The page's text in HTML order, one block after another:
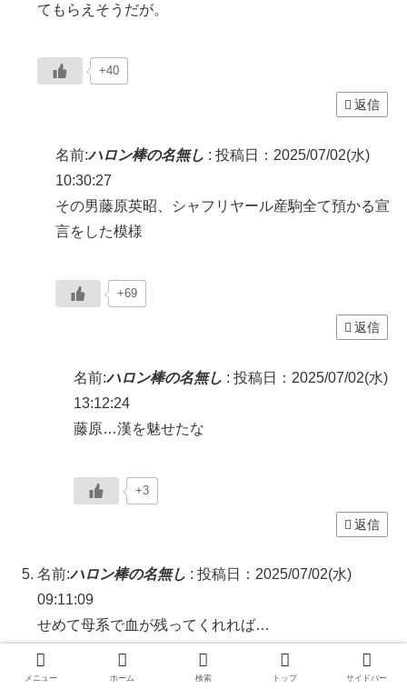
てもらえそうだが。
+40
返信
名前:ハロン棒の名無し : 投稿日：2025/07/02(水)
10:30:27
その男藤原英昭、シャフリヤール産駒全て預かる宣
言をした模様
+69
返信
名前:ハロン棒の名無し : 投稿日：2025/07/02(水)
13:12:24
藤原…漢を魅せたな
+3
返信
名前:ハロン棒の名無し : 投稿日：2025/07/02(水)
09:11:09
せめて母系で血が残ってくれれば…
メニュー ホーム 検索 トップ サイドバー